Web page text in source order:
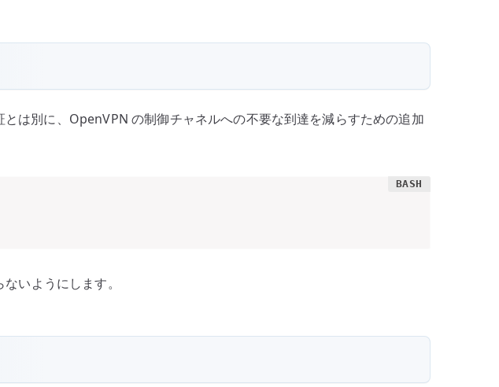
は別に、OpenVPN の制御チャネルへの不要な到達を減らすための追加
いようにします。